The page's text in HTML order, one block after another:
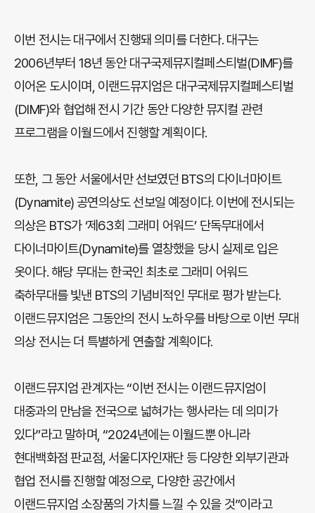
이번 전시는 대구에서 진행돼 의미를 더한다. 대구는
2006년부터 18년 동안 대구국제뮤지컬페스티벌(DIMF)를
이어온 도시이며, 이랜드뮤지엄은 대구국제뮤지컬페스티벌
(DIMF)와 협업해 전시 기간 동안 다양한 뮤지컬 관련
프로그램을 이월드에서 진행할 계획이다.
또한, 그 동안 서울에서만 선보였던 BTS의 다이너마이트
(Dynamite) 공연의상도 선보일 예정이다. 이번에 전시되는
의상은 BTS가 ‘제63회 그래미 어워드’ 단독무대에서
다이너마이트(Dynamite)를 열창했을 당시 실제로 입은
옷이다. 해당 무대는 한국인 최초로 그래미 어워드
축하무대를 빛낸 BTS의 기념비적인 무대로 평가 받는다.
이랜드뮤지엄은 그동안의 전시 노하우를 바탕으로 이번 무대
의상 전시는 더 특별하게 연출할 계획이다.
이랜드뮤지엄 관계자는 “이번 전시는 이랜드뮤지엄이
대중과의 만남을 전국으로 넓혀가는 행사라는 데 의미가
있다”라고 말하며, “2024년에는 이월드뿐 아니라
현대백화점 판교점, 서울디자인재단 등 다양한 외부기관과
협업 전시를 진행할 예정으로, 다양한 공간에서
이랜드뮤지엄 소장품의 가치를 느낄 수 있을 것”이라고